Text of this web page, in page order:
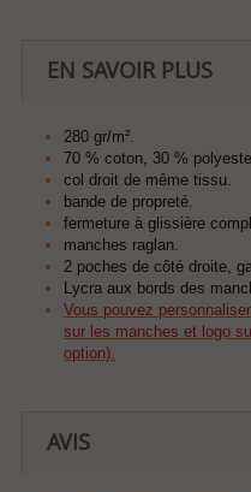
EN SAVOIR PLUS
280 gr/m².
70 % coton, 30 %
col droit de même tissu.
bande de propreté.
fermeture à glissière
manches raglan.
2 poches de côté droite,
Lycra aux bords des
Vous pouvez
sur les manches et logo
option).
AVIS